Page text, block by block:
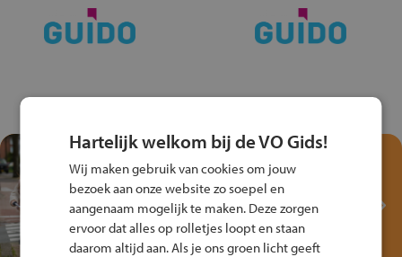
Test je kennis met het
Fiets Veilig
Verkeersspel!
Speel het Fiets Veilig Verkeersspel
en win een Cortina-fiets!
Hartelijk welkom bij de VO Gids!
Wij maken gebruik van cookies om jouw
bezoek aan onze website zo soepel en
aangenaam mogelijk te maken. Deze zorgen
ervoor dat alles op rolletjes loopt en staan
daarom altijd aan. Als je ons groen licht geeft